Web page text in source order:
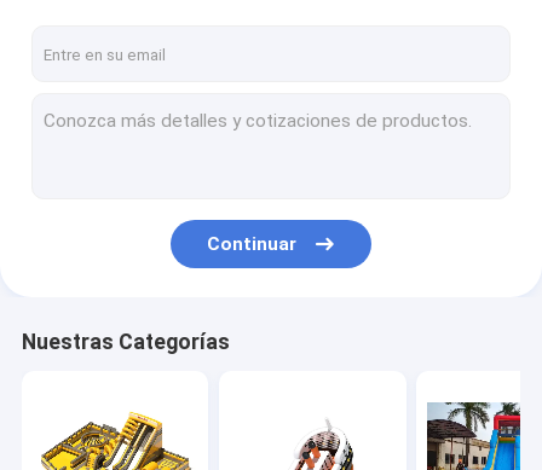
Inicio
Sobre nosotros
Continuar
Nuestras Categorías